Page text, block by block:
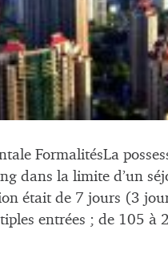
FormalitésLa
dans la limite d’un
était de 7 jours (3
entrées ; de 105 à